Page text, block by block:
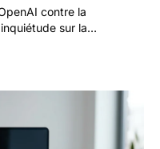
contre la
sur la
auraient suffi à